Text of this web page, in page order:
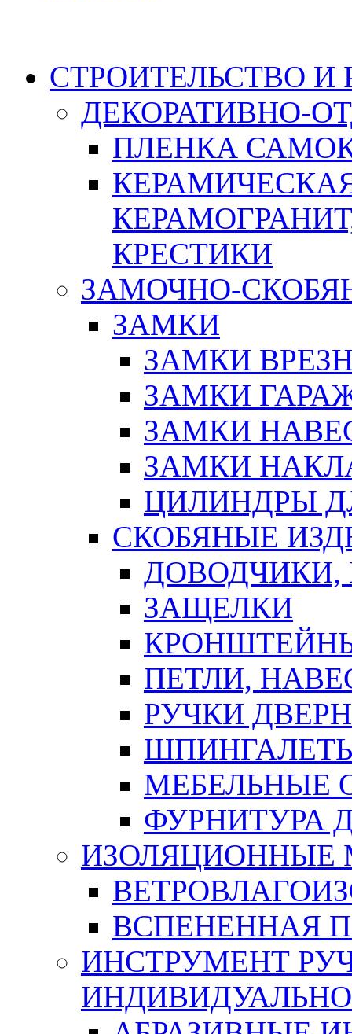
СТРОИТЕЛЬСТВО И
ДЕКОРАТИВНО-
ПЛЕНКА
КРЕСТИКИ
ЗАМОЧНО-
ЗАМКИ
ЗАМКИ
ЗАМКИ
ЗАМКИ
ЗАМКИ
ЦИЛИНДРЫ
СКОБЯНЫЕ
ЗАЩЕЛКИ
ПЕТЛИ,
РУЧКИ
МЕБЕЛЬНЫЕ
ФУРНИТУРА
ИЗОЛЯЦИОННЫЕ
ВСПЕНЕННАЯ
ИНСТРУМЕНТ